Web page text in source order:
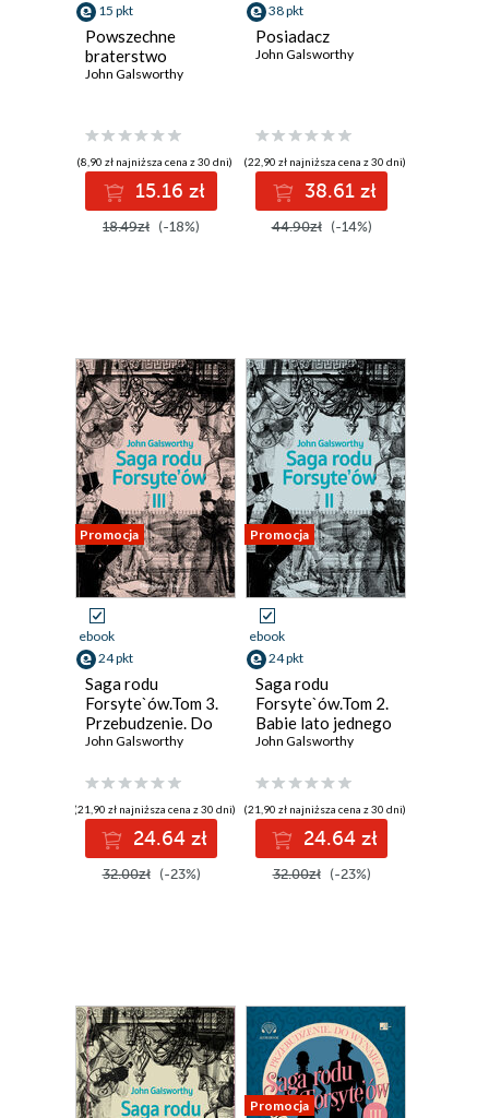
15 pkt
Powszechne
braterstwo
John Galsworthy
(8,90 zł najniższa cena z 30 dni)
15.16 zł
18.49zł (-18%)
38 pkt
Posiadacz
John Galsworthy
(22,90 zł najniższa cena z 30 dni)
38.61 zł
44.90zł (-14%)
Promocja
ebook
24 pkt
Saga rodu
Forsyte`ów.Tom 3.
Przebudzenie. Do
wynajęcia
John Galsworthy
(21,90 zł najniższa cena z 30 dni)
24.64 zł
32.00zł (-23%)
Promocja
ebook
24 pkt
Saga rodu
Forsyte`ów.Tom 2.
Babie lato jednego
z Forsyte`ów. W
John Galsworthy
(21,90 zł najniższa cena z 30 dni)
24.64 zł
32.00zł (-23%)
Promocja